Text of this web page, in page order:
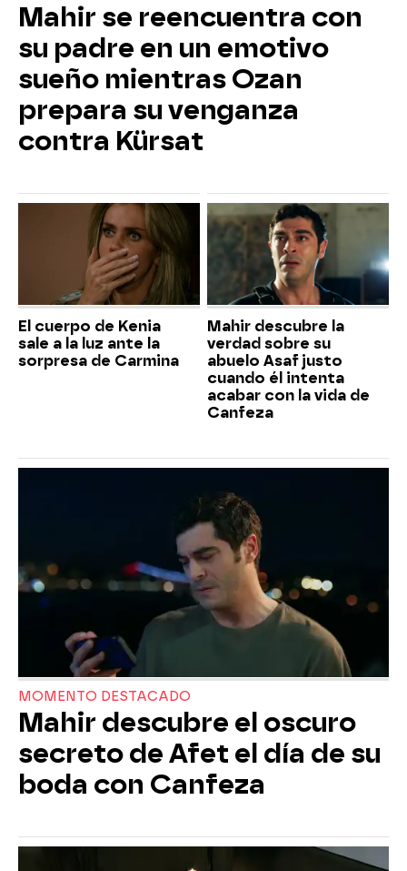
Mahir se reencuentra con
su padre en un emotivo
sueño mientras Ozan
prepara su venganza
contra Kürsat
El cuerpo de Kenia
sale a la luz ante la
sorpresa de Carmina
Mahir descubre la
verdad sobre su
abuelo Asaf justo
cuando él intenta
acabar con la vida de
Canfeza
MOMENTO DESTACADO
Mahir descubre el oscuro
secreto de Afet el día de su
boda con Canfeza